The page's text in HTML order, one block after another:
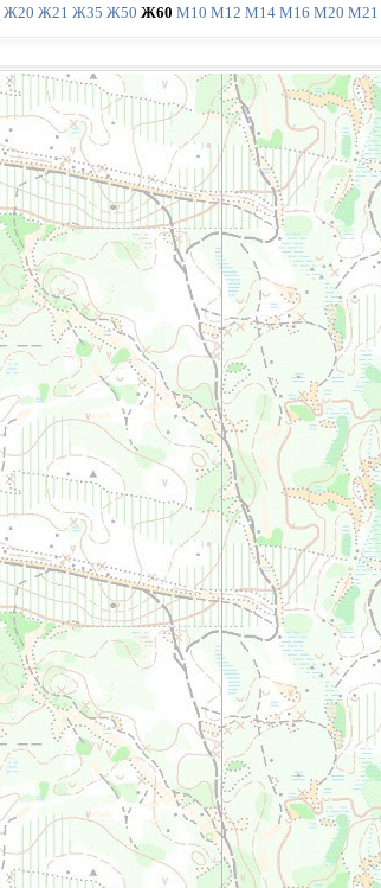
Ж20 Ж21 Ж35 Ж50 Ж60 М10 М12 М14 М16 М20 М21